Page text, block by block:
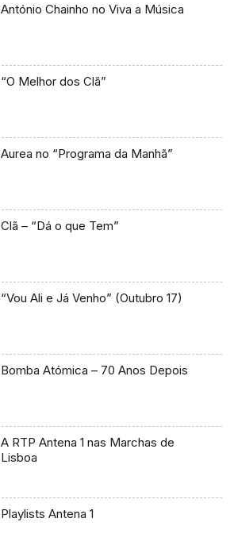
António Chainho no Viva a Música
“O Melhor dos Clã”
Aurea no “Programa da Manhã”
Clã – “Dá o que Tem”
“Vou Ali e Já Venho” (Outubro 17)
Bomba Atómica – 70 Anos Depois
A RTP Antena 1 nas Marchas de
Lisboa
Playlists Antena 1